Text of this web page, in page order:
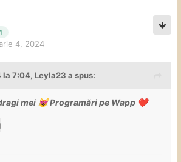
( Soft -in limita bunului
4, 2024
la 7:04, Leyla23 a spus:
mei 😻Programări pe Wapp ❤️